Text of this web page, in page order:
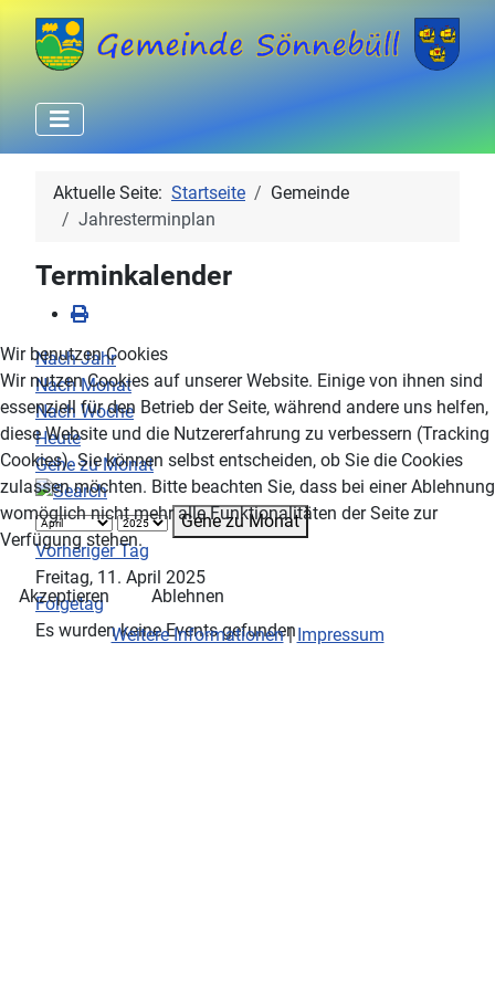
Aktuelle Seite: Startseite
Gemeinde
Jahresterminplan
Terminkalender
Nach Jahr
Nach Monat
Nach Woche
Heute
Gehe zu Monat
Gehe zu Monat
Vorheriger Tag
Freitag, 11. April 2025
Folgetag
Es wurden keine Events gefunden
Wir benutzen Cookies
Wir nutzen Cookies auf unserer Website. Einige von ihnen sind
essenziell für den Betrieb der Seite, während andere uns helfen,
diese Website und die Nutzererfahrung zu verbessern (Tracking
Cookies). Sie können selbst entscheiden, ob Sie die Cookies
zulassen möchten. Bitte beachten Sie, dass bei einer Ablehnung
womöglich nicht mehr alle Funktionalitäten der Seite zur
Verfügung stehen.
Akzeptieren
Ablehnen
Weitere Informationen|Impressum